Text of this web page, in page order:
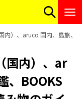
内）、aruco 国内、島旅、
国内）、ar
、BOOKS